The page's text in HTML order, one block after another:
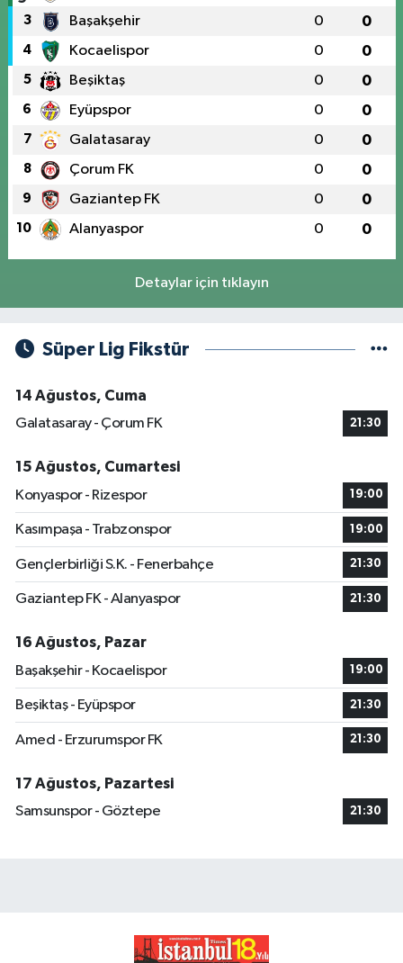
3 Başakşehir 0 0
4 Kocaelispor 0 0
5 Beşiktaş 0 0
6 Eyüpspor 0 0
7 Galatasaray 0 0
8 Çorum FK 0 0
9 Gaziantep FK 0 0
10 Alanyaspor 0 0
Detaylar için tıklayın
Süper Lig Fikstür
14 Ağustos, Cuma
Galatasaray - Çorum FK
21:30
15 Ağustos, Cumartesi
Konyaspor - Rizespor
19:00
Kasımpaşa - Trabzonspor 19:00
Gençlerbirliği S.K. - Fenerbahçe 21:30
Gaziantep FK - Alanyaspor 21:30
16 Ağustos, Pazar
Başakşehir - Kocaelispor
19:00
Beşiktaş - Eyüpspor 21:30
Amed - Erzurumspor FK 21:30
17 Ağustos, Pazartesi
Samsunspor - Göztepe
21:30